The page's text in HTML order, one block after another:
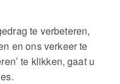
te verbeteren,
en ons verkeer te
te klikken, gaat u